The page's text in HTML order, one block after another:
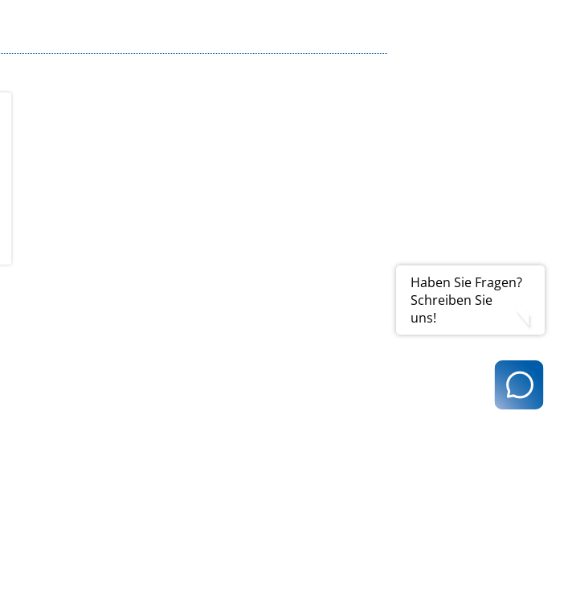
Haben Sie Fragen?
Schreiben Sie
uns!